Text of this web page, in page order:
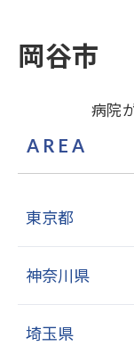
岡谷市
病院
AREA
東京都
神奈川県
埼玉県